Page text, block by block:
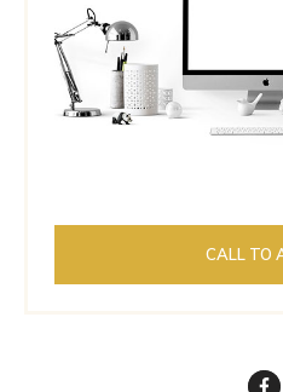
CALL TO